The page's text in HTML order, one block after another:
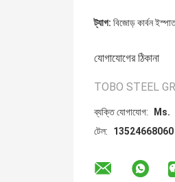
ট্যাগ: বিজোড় কার্বন
যোগাযোগের ঠিকানা
TOBO STEEL
ব্যক্তি যোগাযোগ:
Ms.
টেল:
13524668060